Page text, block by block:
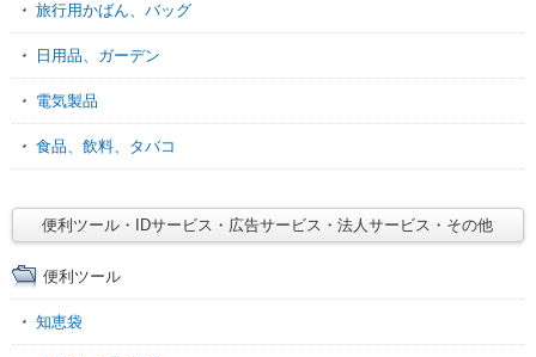
旅行用かばん、バッグ
日用品、ガーデン
電気製品
食品、飲料、タバコ
便利ツール・IDサービス・広告サービス・法人サービス・その他
便利ツール
知恵袋